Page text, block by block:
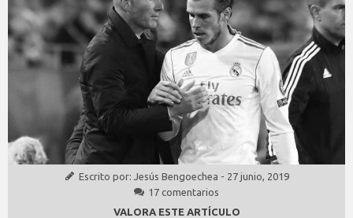
Escrito por: Jesús Bengoechea - 27 junio, 2019
17 comentarios
VALORA ESTE ARTÍCULO